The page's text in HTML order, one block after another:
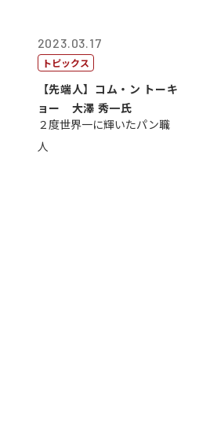
2023.03.17
トピックス
【先端人】コム・ン トーキ
ョー 大澤 秀一氏
２度世界一に輝いたパン職
人